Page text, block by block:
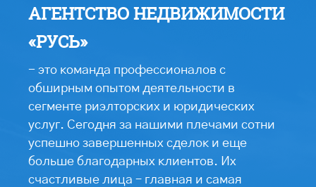
АГЕНТСТВО НЕДВИЖИМОСТИ
«РУСЬ»
- это команда профессионалов с
обширным опытом деятельности в
сегменте риэлторских и юридических
услуг. Сегодня за нашими плечами сотни
успешно завершенных сделок и еще
больше благодарных клиентов. Их
счастливые лица – главная и самая